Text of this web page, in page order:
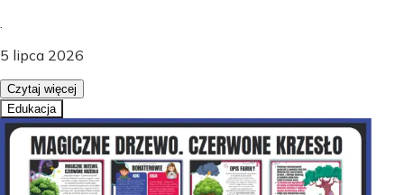
5 lipca 2026
Czytaj więcej
Edukacja